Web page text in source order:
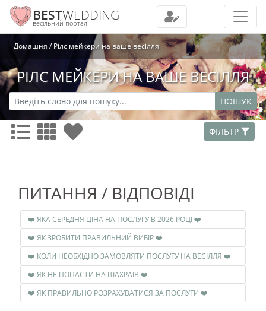
BESTWEDDING
весільний портал
Домашня Рілс мейкери на ваше весілля
РІЛС МЕЙКЕРИ НА ВАШЕ ВЕСІЛЛЯ
ПОШУК
ФІЛЬТР
ПИТАННЯ / ВІДПОВІДІ
❤️ ЯКА СЕРЕДНЯ ЦІНА НА ПОСЛУГУ В 2026 РОЦІ ❤️
❤️ ЯК ЗРОБИТИ ПРАВИЛЬНИЙ ВИБІР ❤️
❤️ КОЛИ НЕОБХІДНО ЗАМОВЛЯТИ ПОСЛУГУ НА ВЕСІЛЛЯ ❤️
❤️ ЯК НЕ ПОПАСТИ НА ШАХРАЇВ ❤️
❤️ ЯК ПРАВИЛЬНО РОЗРАХУВАТИСЯ ЗА ПОСЛУГИ ❤️